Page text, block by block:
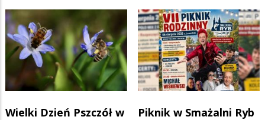
Wielki Dzień Pszczół w
Piknik w Smażalni Ryb